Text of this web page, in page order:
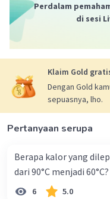
Perdalam
di sesi
Klaim Gold
Dengan Gold
sepuasnya, lho.
Pertanyaan serupa
Berapa kalor yang
dari 90°C menjadi
6 5.0